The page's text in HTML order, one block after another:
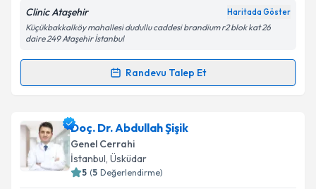
Kişisel verilerimin işlenmesine ilişkinAydınlatma
Metni 'ni okudum ve kişisel verilerimin belirtilen
kapsamda işlenmesini kabul ediyorum.
Clinic Ataşehir Haritada Göster
Küçükbakkalköy mahallesi dudullu caddesi brandium r2 blok kat 26
daire 249 Ataşehir İstanbul
Randevu Talep Et
Randevu Takvimi Talebi
Prof. Dr. Hacı Mehmet Odabaşı
takvimi talebi oluşturun. Size bu uzmandan randevu
almanız için bir takvim hazırlandığında e-posta ile
bilgilendireceğiz.
Doç. Dr. Abdullah Şişik
Genel Cerrahi
İstanbul, Üsküdar
5 (5 Değerlendirme)